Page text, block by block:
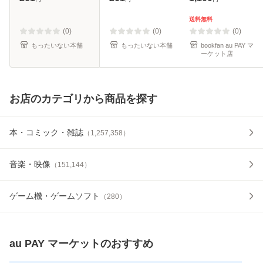
料】
(0)
もったいない本舗
(0)
もったいない本舗
送料無料
(0)
bookfan au PAY マ
ーケット店
お店のカテゴリから商品を探す
本・コミック・雑誌 （ 1,257,358 ）
音楽・映像 （ 151,144）
ゲーム機・ゲームソフト （280）
au PAY マーケットのおすすめ